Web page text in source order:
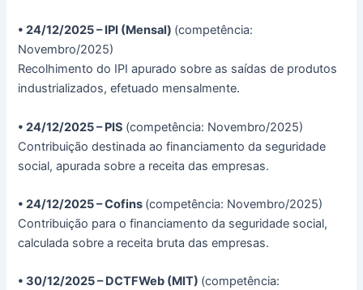
• 24/12/2025 – IPI (Mensal) (competência:
Novembro/2025)
Recolhimento do IPI apurado sobre as saídas de produtos
industrializados, efetuado mensalmente.
• 24/12/2025 – PIS (competência: Novembro/2025)
Contribuição destinada ao financiamento da seguridade
social, apurada sobre a receita das empresas.
• 24/12/2025 – Cofins (competência: Novembro/2025)
Contribuição para o financiamento da seguridade social,
calculada sobre a receita bruta das empresas.
• 30/12/2025 – DCTFWeb (MIT) (competência: